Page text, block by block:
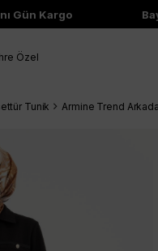
Kargo Bayi
Özel
Tunik Armine Trend